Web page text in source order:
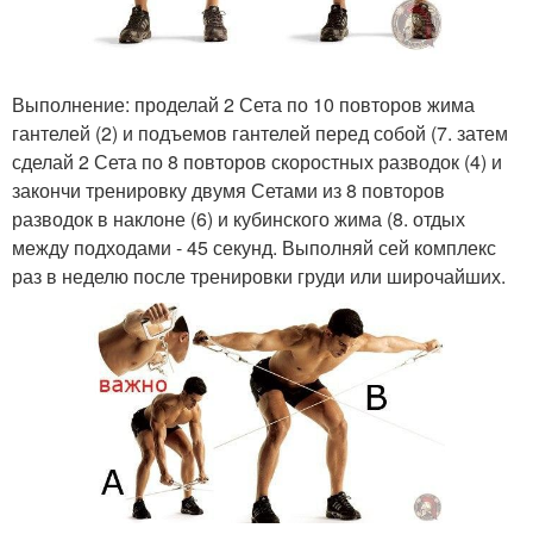
Выполнение: проделай 2 Сета по 10 повторов жима
гантелей (2) и подъемов гантелей перед собой (7. затем
сделай 2 Сета по 8 повторов скоростных разводок (4) и
закончи тренировку двумя Сетами из 8 повторов
разводок в наклоне (6) и кубинского жима (8. отдых
между подходами - 45 секунд. Выполняй сей комплекс
раз в неделю после тренировки груди или широчайших.